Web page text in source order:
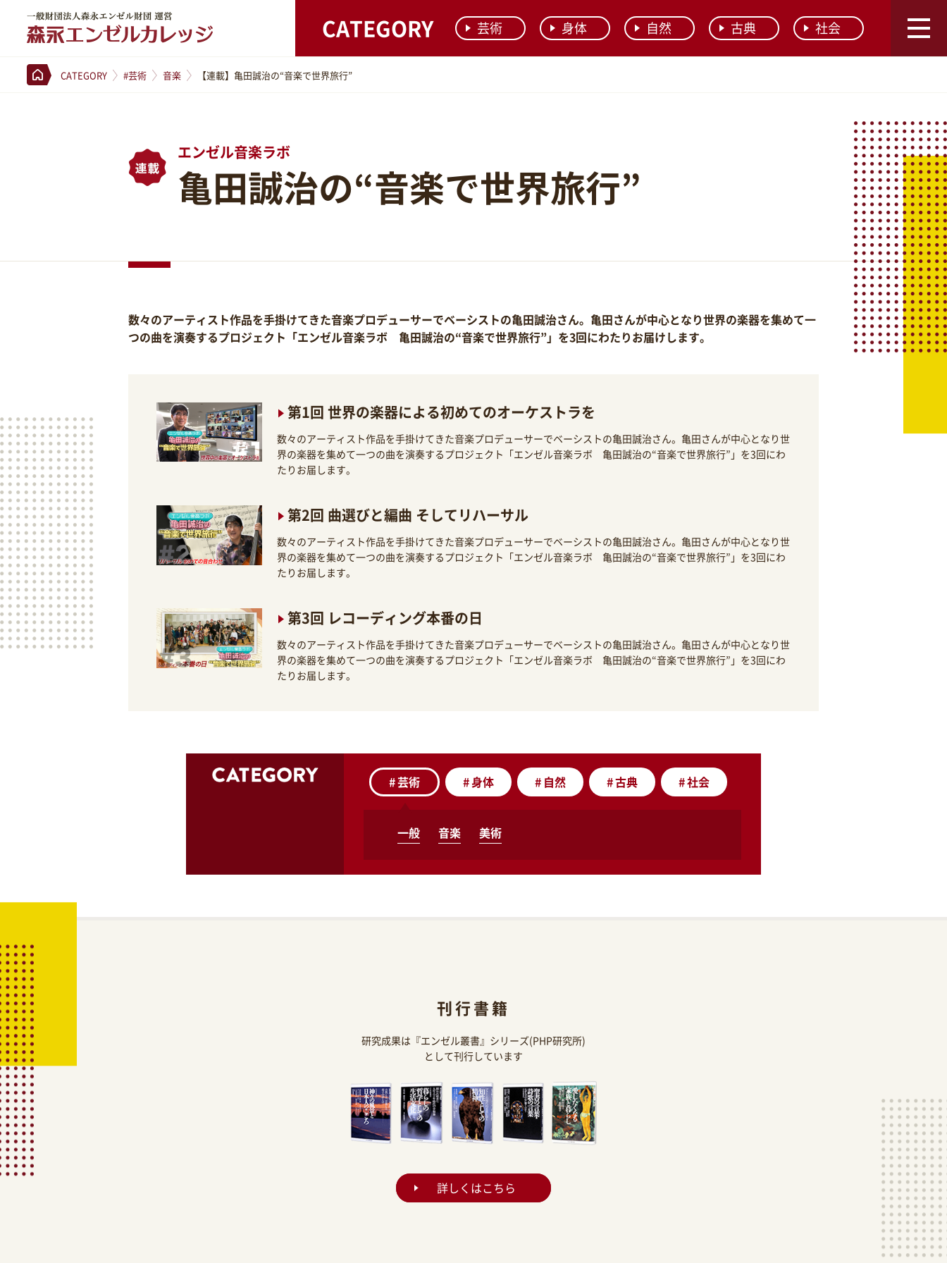
CATEGORY 芸術 身体 自然 古典 社会
CATEGORY #芸術 音楽 【連載】亀田誠治の“音楽で世界旅行”
エンゼル音楽ラボ
亀田誠治の“音楽で世界旅行”
数々のアーティスト作品を手掛けてきた音楽プロデューサーでベーシストの亀田誠治さん。亀田さんが中心となり世界の楽器を集めて一
つの曲を演奏するプロジェクト「エンゼル音楽ラボ 亀田誠治の“音楽で世界旅行”」を3回にわたりお届けします。
第1回 世界の楽器による初めてのオーケストラを
数々のアーティスト作品を手掛けてきた音楽プロデューサーでベーシストの亀田誠治さん。亀田さんが中心となり世
界の楽器を集めて一つの曲を演奏するプロジェクト「エンゼル音楽ラボ 亀田誠治の“音楽で世界旅行”」を3回にわ
たりお届します。
第2回 曲選びと編曲 そしてリハーサル
数々のアーティスト作品を手掛けてきた音楽プロデューサーでベーシストの亀田誠治さん。亀田さんが中心となり世
界の楽器を集めて一つの曲を演奏するプロジェクト「エンゼル音楽ラボ 亀田誠治の“音楽で世界旅行”」を3回にわ
たりお届します。
第3回 レコーディング本番の日
数々のアーティスト作品を手掛けてきた音楽プロデューサーでベーシストの亀田誠治さん。亀田さんが中心となり世
界の楽器を集めて一つの曲を演奏するプロジェクト「エンゼル音楽ラボ 亀田誠治の“音楽で世界旅行”」を3回にわ
たりお届します。
#芸術
一般 音楽 美術
#身体 # 自然 #古典 #社会
刊行書籍
研究成果は『エンゼル叢書』シリーズ(PHP研究所)
として刊行しています
詳しくはこちら